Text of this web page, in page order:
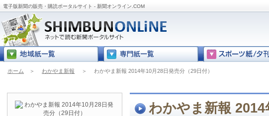
電子版新聞の販売・購読ポータルサイト - 新聞オンライン.COM
ホーム ＞ わかやま新報 ＞ わかやま新報 2014年10月28日発売分（29日付）
わかやま新報 2014